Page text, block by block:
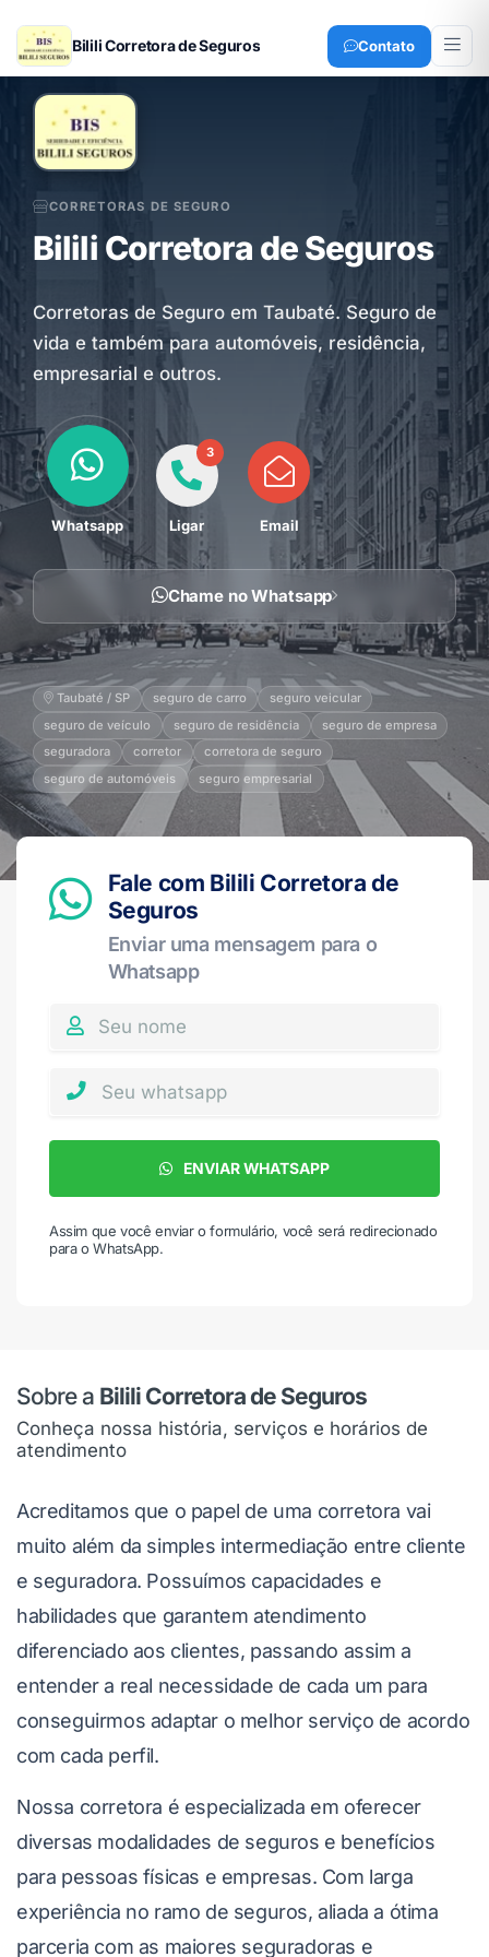
Bilili Corretora de Seguros Contato
CORRETORAS DE SEGURO
Bilili Corretora de Seguros
Corretoras de Seguro em Taubaté. Seguro de
vida e também para automóveis, residência,
empresarial e outros.
Whatsapp
3
Ligar Email
Chame no Whatsapp
Taubaté / SP seguro de carro
seguro veicular
seguro de veículo
seguro de residência
seguro de empresa
seguradora
corretor
corretora de seguro
seguro de automóveis
seguro empresarial
Fale com Bilili Corretora de
Seguros
Enviar uma mensagem para o
Whatsapp
ENVIAR WHATSAPP
Assim que você enviar o formulário, você será redirecionado
para o WhatsApp.
Sobre a Bilili Corretora de Seguros
Conheça nossa história, serviços e horários de
atendimento
Acreditamos que o papel de uma corretora vai
muito além da simples intermediação entre cliente
e seguradora. Possuímos capacidades e
habilidades que garantem atendimento
diferenciado aos clientes, passando assim a
entender a real necessidade de cada um para
conseguirmos adaptar o melhor serviço de acordo
com cada perfil.
Nossa corretora é especializada em oferecer
diversas modalidades de seguros e benefícios
para pessoas físicas e empresas. Com larga
experiência no ramo de seguros, aliada a ótima
parceria com as maiores seguradoras e